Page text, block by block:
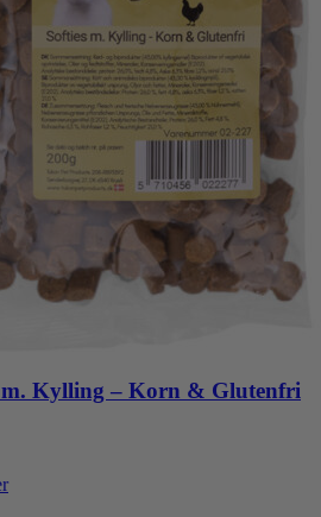
m. Kylling – Korn & Glutenfri